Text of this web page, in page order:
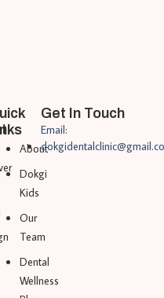
About
Dokgi
Kids
Our
Team
Dental
Wellness
Get In Touch
Email: